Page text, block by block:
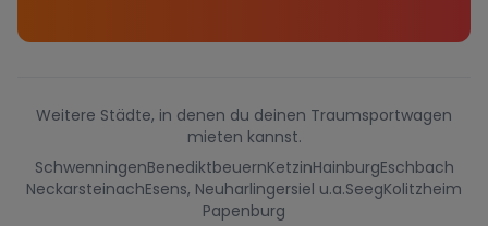
Weitere Städte, in denen du deinen Traumsportwagen
mieten kannst.
SchwenningenBenediktbeuernKetzinHainburgEschbach
NeckarsteinachEsens, Neuharlingersiel u.a.SeegKolitzheim
Papenburg